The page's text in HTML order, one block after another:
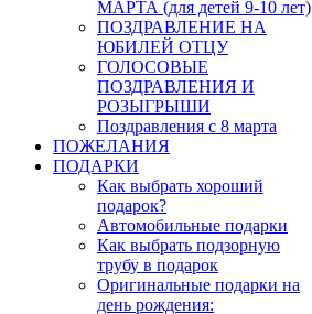
МАРТА (для детей 9-10 лет)
ПОЗДРАВЛЕНИЕ НА
ЮБИЛЕЙ ОТЦУ
ГОЛОСОВЫЕ
ПОЗДРАВЛЕНИЯ И
РОЗЫГРЫШИ
Поздравления с 8 марта
ПОЖЕЛАНИЯ
ПОДАРКИ
Как выбрать хороший
подарок?
Автомобильные подарки
Как выбрать подзорную
трубу в подарок
Оригинальные подарки на
день рождения: